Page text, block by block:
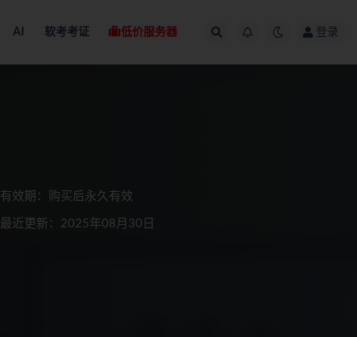
AI 软考考证 低价服务器 登录
有效期：购买后永久有效
最近更新：2025年08月30日